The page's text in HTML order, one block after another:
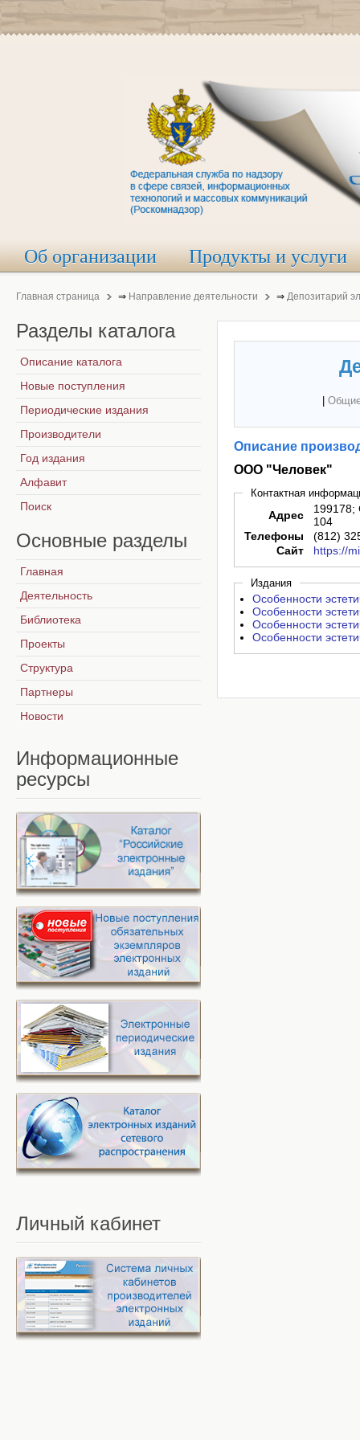
Об организации Продукты и услуги
Главная страница ⇒ Направление деятельности ⇒ Депозитарий
Описание
ООО "Человек"
Контактная
Адрес
199178;
104
Телефоны
(812)
Сайт
https://
Издания
Особенности
Особенности
Особенности
Особенности
Разделы каталога
Описание каталога
Новые поступления
Периодические издания
Производители
Год издания
Алфавит
Поиск
Основные разделы
Главная
Деятельность
Библиотека
Проекты
Структура
Партнеры
Новости
Информационные
ресурсы
Личный кабинет